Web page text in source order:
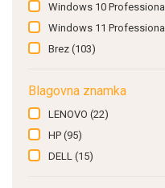
Windows 10 Professional
Windows 11 Professional
Brez (103)
Blagovna znamka
LENOVO (22)
HP (95)
DELL (15)